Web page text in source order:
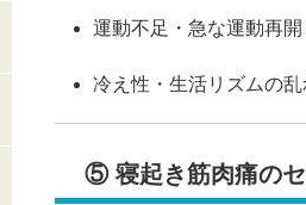
運動不足・急な運動再
冷え性・生活リズムの
⑤ 寝起き筋肉痛の